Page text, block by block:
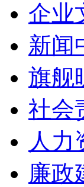
企业
新闻
旗舰
社会
人力
廉政